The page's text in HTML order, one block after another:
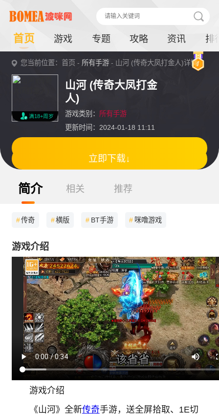
首页 游戏 专题 攻略 资讯 排
您当前位置：首页 - 所有手游 - 山河 (传奇大凤打金人)详情
满18+周岁
山河 (传奇大凤打金
人)
游戏类别： 所有手游
更新时间：2024-01-18 11:11
立即下载↓
简介 相关 推荐
#传奇 #横版 # BT手游 # 咪噜游戏
游戏介绍
游戏介绍
《山河》全新传奇手游，送全屏拾取、1E切